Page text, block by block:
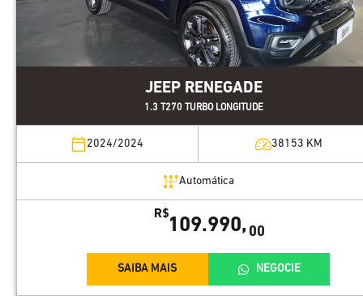
JEEP RENEGADE
1.3 T270 TURBO LONGITUDE
2024/2024 38153 KM
Automática
R$
109.990, 00
SAIBA MAIS NEGOCIE